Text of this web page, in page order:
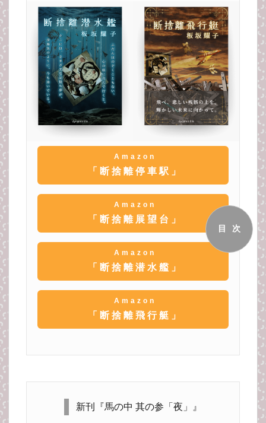
Amazon
「断捨離停車駅」
Amazon
「断捨離展望台」
Amazon
「断捨離潜水艦」
Amazon
「断捨離飛行艇」
新刊『馬の中 其の参「夜」』
目次